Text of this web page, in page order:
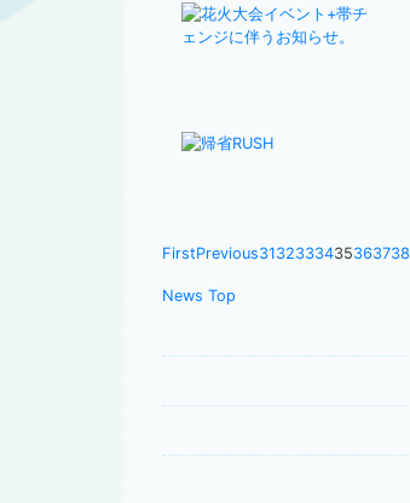
FirstPrevious3132333435363738
News Top